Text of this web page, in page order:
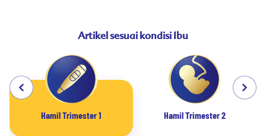
Artikel sesuai kondisi Ibu
Hamil Trimester 1 Hamil Trimester 2